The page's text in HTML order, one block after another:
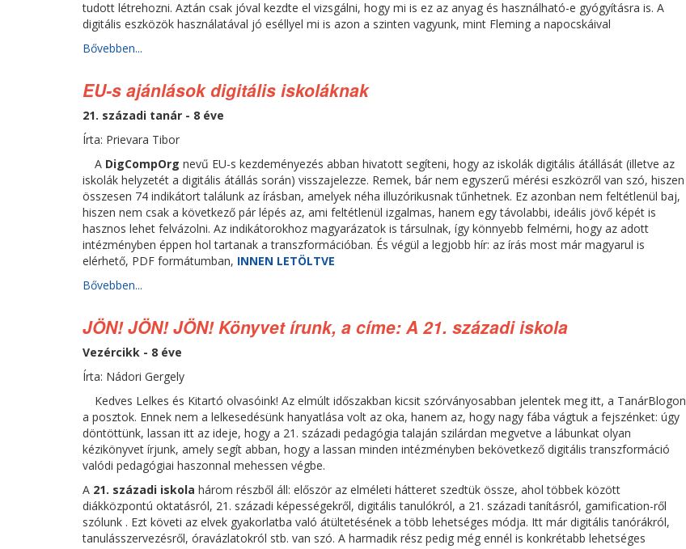
tudott létrehozni. Aztán csak jóval kezdte el vizsgálni, hogy mi is ez az anyag és használható-e gyógyításra is. A
digitális eszközök használatával jó eséllyel mi is azon a szinten vagyunk, mint Fleming a napocskáival
Bővebben...
EU-s ajánlások digitális iskoláknak
21. századi tanár - 8 éve
Írta: Prievara Tibor
A DigCompOrg nevű EU-s kezdeményezés abban hivatott segíteni, hogy az iskolák digitális átállását (illetve az
iskolák helyzetét a digitális átállás során) visszajelezze. Remek, bár nem egyszerű mérési eszközről van szó, hiszen
összesen 74 indikátort találunk az írásban, amelyek néha illuzórikusnak tűnhetnek. Ez azonban nem feltétlenül baj,
hiszen nem csak a következő pár lépés az, ami feltétlenül izgalmas, hanem egy távolabbi, ideális jövő képét is
hasznos lehet felvázolni. Az indikátorokhoz magyarázatok is társulnak, így könnyebb felmérni, hogy az adott
intézményben éppen hol tartanak a transzformációban. És végül a legjobb hír: az írás most már magyarul is
elérhető, PDF formátumban, INNEN LETÖLTVE
Bővebben...
JÖN! JÖN! JÖN! Könyvet írunk, a címe: A 21. századi iskola
Vezércikk - 8 éve
Írta: Nádori Gergely
Kedves Lelkes és Kitartó olvasóink! Az elmúlt időszakban kicsit szórványosabban jelentek meg itt, a TanárBlogon
a posztok. Ennek nem a lelkesedésünk hanyatlása volt az oka, hanem az, hogy nagy fába vágtuk a fejszénket: úgy
döntöttünk, lassan itt az ideje, hogy a 21. századi pedagógia talaján szilárdan megvetve a lábunkat olyan
kézikönyvet írjunk, amely segít abban, hogy a lassan minden intézményben bekövetkező digitális transzformáció
valódi pedagógiai haszonnal mehessen végbe.
A 21. századi iskola három részből áll: először az elméleti hátteret szedtük össze, ahol többek között
diákközpontú oktatásról, 21. századi képességekről, digitális tanulókról, a 21. századi tanításról, gamification-ről
szólunk . Ezt követi az elvek gyakorlatba való átültetésének a több lehetséges módja. Itt már digitális tanórákról,
tanulásszervezésről, óravázlatokról stb. van szó. A harmadik rész pedig még ennél is konkrétabb lehetséges